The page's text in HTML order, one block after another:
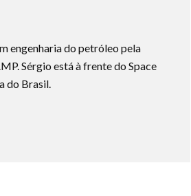
engenharia do petróleo pela
Sérgio está à frente do Space
do Brasil.